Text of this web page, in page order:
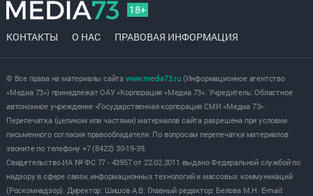
18+
КОНТАКТЫ О НАС ПРАВОВАЯ ИНФОРМАЦИЯ
© Все права на материалы сайта www.media73.ru(Информационное агентство
«Медиа 73») принадлежат ОАУ «Корпорация «Медиа 73». Учредитель: Областное
автономное учреждение «Государственная корпорация СМИ «Медиа 73».
Перепечатка (целиком или частями) материалов сайта разрешена при условии
письменного согласия правообладателя. По вопросам перепечатки материалов
звоните по телефону +7 (8422) 30-19-39.
Свидетельство ИА № ФС 77 - 43957 от 22.02.2011 выдано Федеральной службой по
надзору в сфере связи, информационных технологий и массовых коммуникаций
(Роскомнадзор). Директор: Шишов А.В. Главный редактор: Белова М.Н. E-mail: